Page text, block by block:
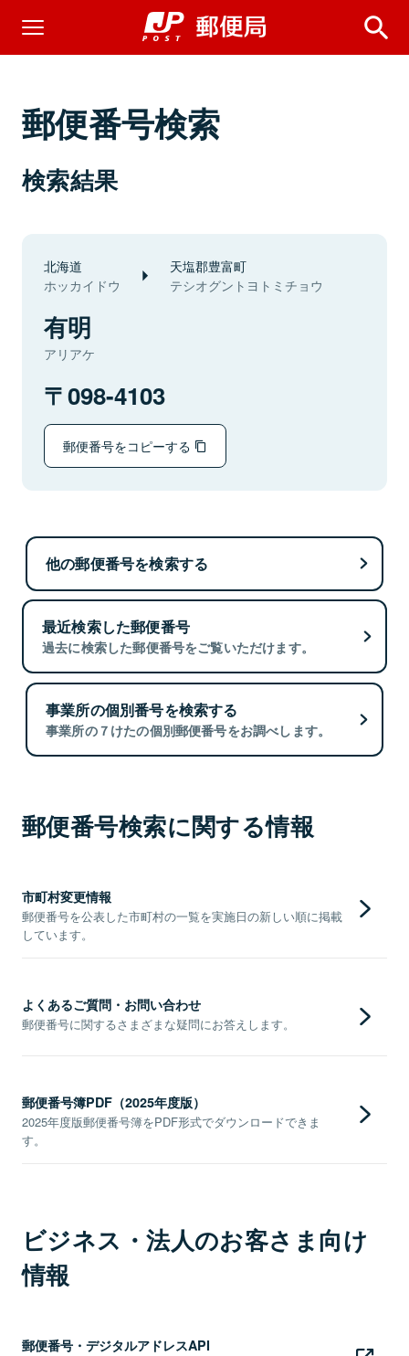
郵便番号検索
検索結果
北海道
ホッカイドウ
天塩郡豊富町
テシオグントヨトミチョウ
有明
アリアケ
098-4103
郵便番号をコピーする
他の郵便番号を検索する
最近検索した郵便番号
過去に検索した郵便番号をご覧いただけます。
事業所の個別番号を検索する
事業所の７けたの個別郵便番号をお調べします。
郵便番号検索に関する情報
市町村変更情報
郵便番号を公表した市町村の一覧を実施日の新しい順に掲載
しています。
よくあるご質問・お問い合わせ
郵便番号に関するさまざまな疑問にお答えします。
郵便番号簿PDF（2025年度版）
2025年度版郵便番号簿をPDF形式でダウンロードできま
す。
ビジネス・法人のお客さま向け
情報
郵便番号・デジタルアドレスAPI